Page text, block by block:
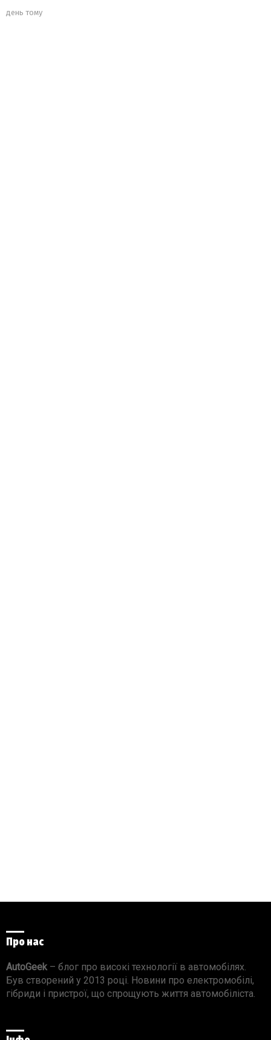
день тому
Про нас
AutoGeek – блог про високі технології в автомобілях.
Був створений у 2013 році. Новини про електромобілі,
гібриди і пристрої, що спрощують життя автомобіліста.